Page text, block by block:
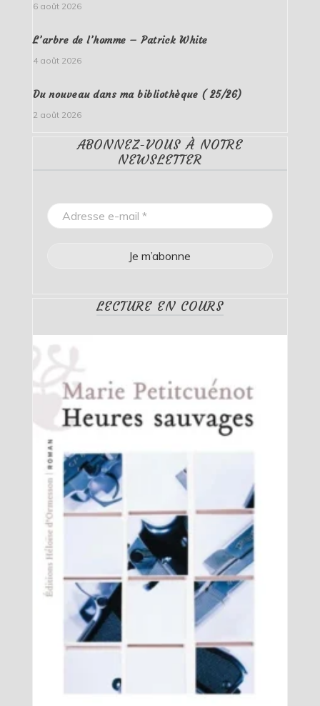
6 août 2026
L’arbre de l’homme – Patrick White
4 août 2026
Du nouveau dans ma bibliothèque ( 25/26)
2 août 2026
ABONNEZ-VOUS À NOTRE
NEWSLETTER
LECTURE EN COURS